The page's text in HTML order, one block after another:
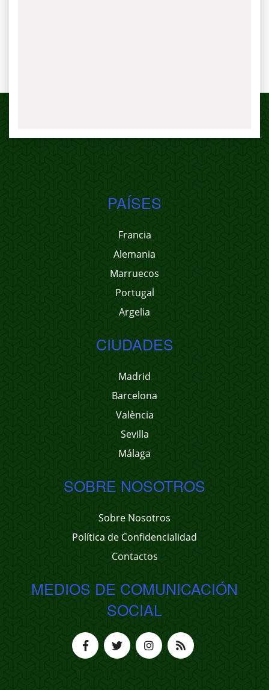
PAÍSES
Francia
Alemania
Marruecos
Portugal
Argelia
CIUDADES
Madrid
Barcelona
València
Sevilla
Málaga
SOBRE NOSOTROS
Sobre Nosotros
Política de Confidencialidad
Contactos
MEDIOS DE COMUNICACIÓN
SOCIAL